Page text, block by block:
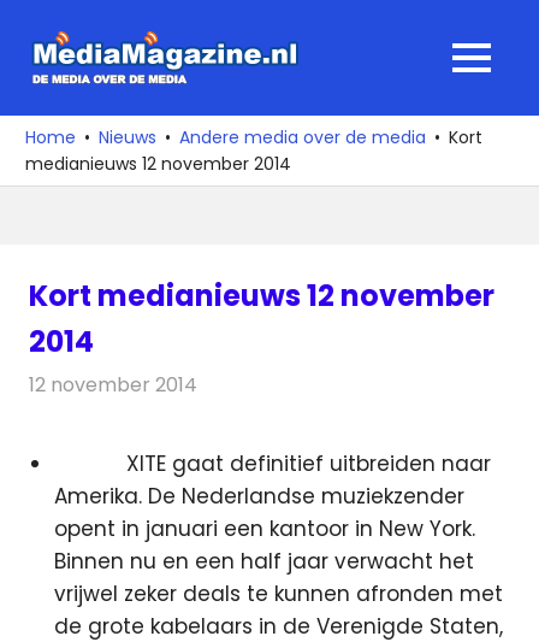
naar
media
over
de
MENU
Home Nieuws Andere media over de media
Kort
medianieuws 12 november 2014
Kort medianieuws 12 november
2014
12 november 2014
XITE gaat definitief uitbreiden naar
Amerika. De Nederlandse muziekzender
opent in januari een kantoor in New York.
Binnen nu en een half jaar verwacht het
vrijwel zeker deals te kunnen afronden met
de grote kabelaars in de Verenigde Staten,